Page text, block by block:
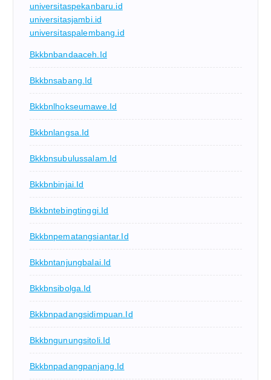
universitaspekanbaru.id
universitasjambi.id
universitaspalembang.id
Bkkbnbandaaceh.id
Bkkbnsabang.id
Bkkbnlhokseumawe.id
Bkkbnlangsa.id
Bkkbnsubulussalam.id
Bkkbnbinjai.id
Bkkbntebingtinggi.id
Bkkbnpematangsiantar.id
Bkkbntanjungbalai.id
Bkkbnsibolga.id
Bkkbnpadangsidimpuan.id
Bkkbngunungsitoli.id
Bkkbnpadangpanjang.id